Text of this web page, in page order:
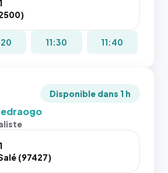
11:30 11:40
Disponible dans 1 h
(97427)